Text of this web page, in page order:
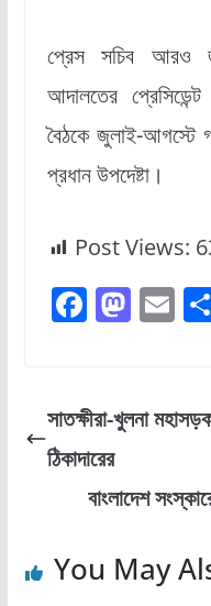
প্রেস সচিব আরও
আদালতের
বৈঠকে জুলাই-আগস্টে
প্রধান উপদেষ্টা।
Post Views:
F
e
b
o
o
M
o
o
n
E
l
সাতক্ষীরা-খুলনা
ঠিকাদারের
বাংলাদেশ
You May